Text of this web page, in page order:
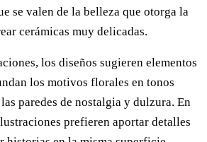
se valen de la belleza que otorga la
cerámicas muy delicadas.
los diseños sugieren elementos
los motivos florales en tonos
paredes de nostalgia y dulzura. En
prefieren aportar detalles